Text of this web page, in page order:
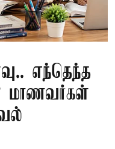
எந்தெந்த
மாணவர்கள்